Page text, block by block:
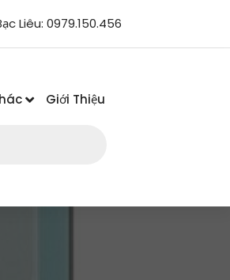
Liêu: 0979.150.456
Giới Thiệu